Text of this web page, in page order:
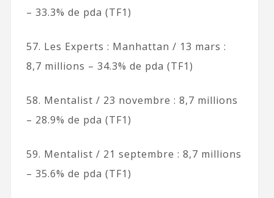
– 33.3% de pda (TF1)
57. Les Experts : Manhattan / 13 mars :
8,7 millions – 34.3% de pda (TF1)
58. Mentalist / 23 novembre : 8,7 millions
– 28.9% de pda (TF1)
59. Mentalist / 21 septembre : 8,7 millions
– 35.6% de pda (TF1)